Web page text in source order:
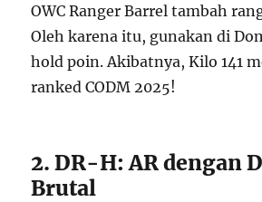
OWC Ranger Barrel tambah
Oleh karena itu, gunakan di
hold poin. Akibatnya, Kilo 141
ranked CODM 2025!
2. DR-H: AR dengan
Brutal